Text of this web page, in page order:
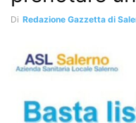
Di Redazione Gazzetta di